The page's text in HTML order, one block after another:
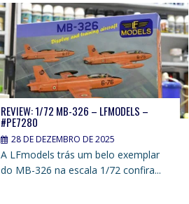
REVIEW: 1/72 MB-326 – LFMODELS –
#PE7280
28 DE DEZEMBRO DE 2025
A LFmodels trás um belo exemplar
do MB-326 na escala 1/72 confira...